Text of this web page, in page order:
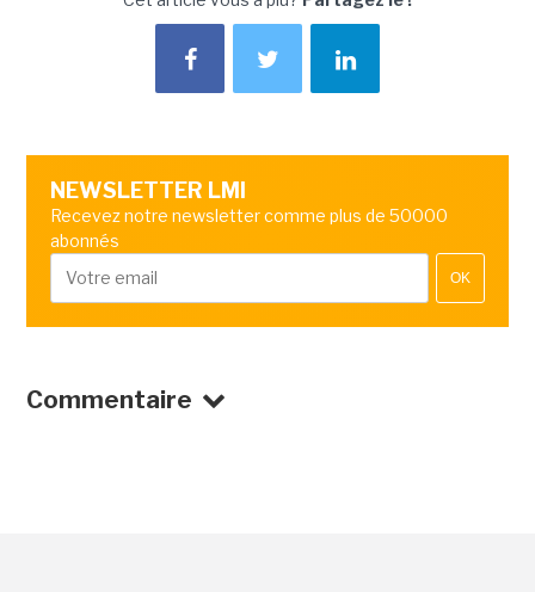
NEWSLETTER LMI
Recevez notre newsletter comme plus de 50000
abonnés
OK
Commentaire